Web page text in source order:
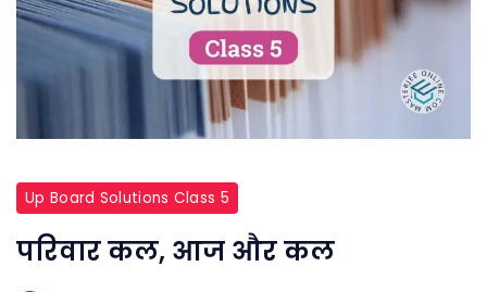
Up Board Solutions Class 5
परिवार कल, आज और कल